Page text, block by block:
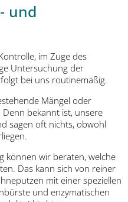
und
im Zuge des
Untersuchung der
bei uns routinemäßig.
Mängel oder
bekannt ist, unsere
sagen oft nichts, obwohl
können wir beraten, welche
Das kann sich von reiner
mit einer speziellen
und enzymatischen